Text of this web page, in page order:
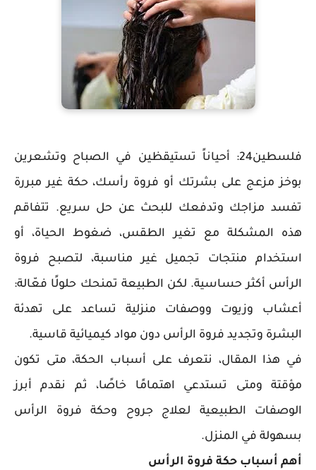
فلسطين24: أحياناً تستيقظين في الصباح وتشعرين
بوخز مزعج على بشرتك أو فروة رأسك، حكة غير مبررة
تفسد مزاجك وتدفعك للبحث عن حل سريع. تتفاقم
هذه المشكلة مع تغير الطقس، ضغوط الحياة، أو
استخدام منتجات تجميل غير مناسبة، لتصبح فروة
الرأس أكثر حساسية. لكن الطبيعة تمنحك حلولًا فعّالة:
أعشاب وزيوت ووصفات منزلية تساعد على تهدئة
البشرة وتجديد فروة الرأس دون مواد كيميائية قاسية.
في هذا المقال، نتعرف على أسباب الحكة، متى تكون
مؤقتة ومتى تستدعي اهتمامًا خاصًا، ثم نقدم أبرز
الوصفات الطبيعية لعلاج جروح وحكة فروة الرأس
بسهولة في المنزل.
أهم أسباب حكة فروة الرأس